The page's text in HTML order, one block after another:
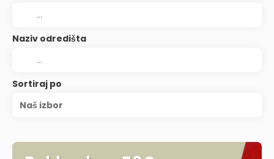
Naziv odredišta
Sortiraj po
Naš izbor